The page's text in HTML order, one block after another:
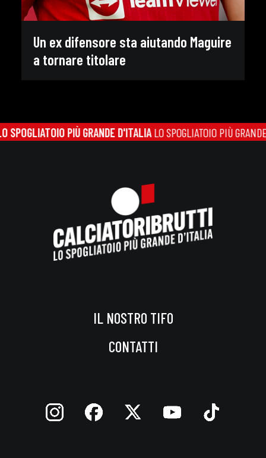
Un ex difensore sta aiutando Maguire
a tornare titolare
PIÙ GRANDE D'ITALIALO SPOGLIATOIO PIÙ GRANDE
IL NOSTRO TIFO
CONTATTI